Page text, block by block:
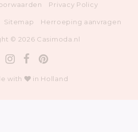
Privacy Policy
Sitemap Herroeping aanvragen
© 2026 Casimoda.nl
with in Holland